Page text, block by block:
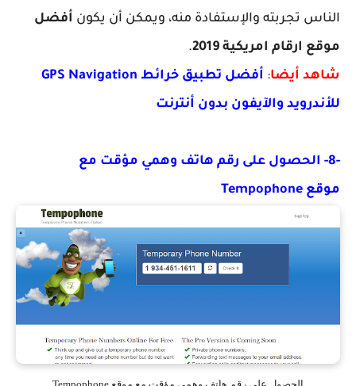
الناس تجربته والإستفادة منه، ويمكن أن يكون أفضل
موقع ارقام امريكية 2019
.
شاهد أيضا:
أفضل تطبيق خرائط GPS Navigation
للأندرويد والآيفون بدون أنترنت
-8- الحصول على رقم هاتف وهمي مؤقت مع
موقع Tempophone